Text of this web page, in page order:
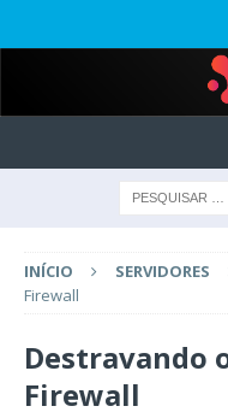
INÍCIO SERVIDORES
Firewall
Destravando
Firewall